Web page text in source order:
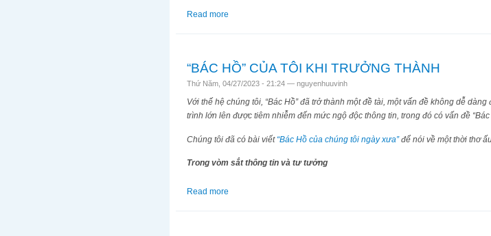
Read more
“BÁC HỒ” CỦA TÔI KHI TRƯỞNG THÀNH
Thứ Năm, 04/27/2023 - 21:24 — nguyenhuuvinh
Với thế hệ chúng tôi, “Bác Hồ” đã trở thành một đề tài, một vấn đề không dễ
trình lớn lên được tiêm nhiễm đến mức ngộ độc thông tin, trong đó có vấn đề
Chúng tôi đã có bài viết “Bác Hồ của chúng tôi ngày xưa”để nói về một thời thơ
Trong vòm sắt thông tin và tư tưởng
Read more